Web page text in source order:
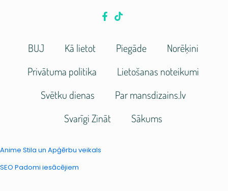
BUJ Kā lietot Piegāde
Norēķini
Privātuma politika
Lietošanas noteikumi
Svētku dienas
Par mansdizains.lv
Svarīgi Zināt
Sākums
Anime Stila un Apģērbu veikals
SEO Padomi iesācējiem